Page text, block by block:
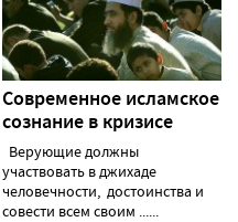
Современное исламское
сознание в кризисе
Верующие должны
участвовать в джихаде
человечности, достоинства и
совести всем своим ......